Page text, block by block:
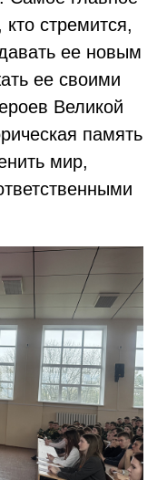
стремится,
ее новым
ее своими
Великой
память
мир,